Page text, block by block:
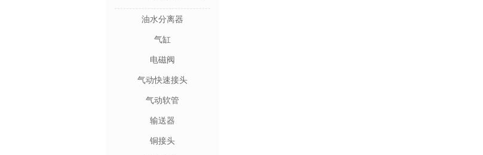
油水分离器
气缸
电磁阀
气动快速接头
气动软管
输送器
铜接头